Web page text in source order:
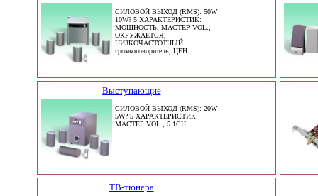
СИЛОВОЙ ВЫХОД (RMS): 50W
10W? 5 ХАРАКТЕРИСТИК:
МОЩНОСТЬ, МАСТЕР VOL.,
ОКРУЖАЕТСЯ,
НИЗКОЧАСТОТНЫЙ
громкоговоритель, ЦЕН
Выступающие
СИЛОВОЙ ВЫХОД (RMS): 20W
5W? 5 ХАРАКТЕРИСТИК:
МАСТЕР VOL., 5.1CH
ТВ-тюнера